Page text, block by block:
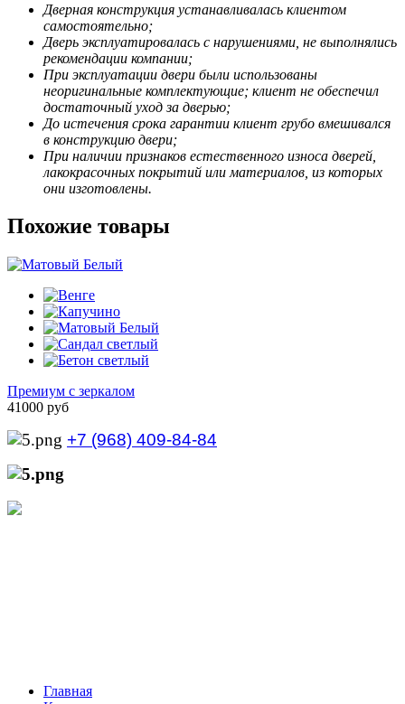
Дверная конструкция устанавливалась клиентом
самостоятельно;
Дверь эксплуатировалась с нарушениями, не выполнялись
рекомендации компании;
При эксплуатации двери были использованы
неоригинальные комплектующие; клиент не обеспечил
достаточный уход за дверью;
До истечения срока гарантии клиент грубо вмешивался
в конструкцию двери;
При наличии признаков естественного износа дверей,
лакокрасочных покрытий или материалов, из которых
они изготовлены.
Похожие товары
Премиум с зеркалом
41000 руб
+7 (968) 409-84-84
Главная